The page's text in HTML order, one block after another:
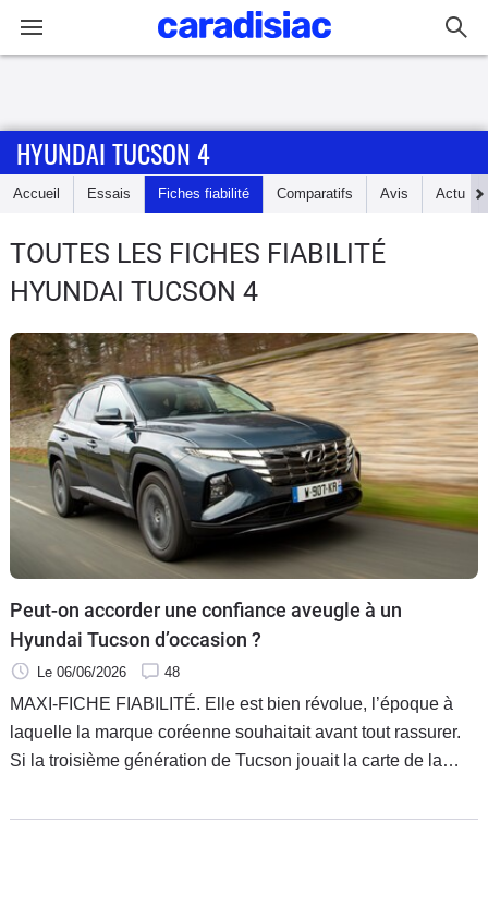
Accueil
Essais
d'achat
Electriques
Utilitaires
Flottes
Forum
Moto
Marques
HYUNDAI TUCSON 4
Accueil Essais Fiches fiabilité Comparatifs Avis Actu
TOUTES LES FICHES FIABILITÉ
HYUNDAI TUCSON 4
Peut-on accorder une confiance aveugle à un
Hyundai Tucson d’occasion ?
Le 06/06/2026 48
MAXI-FICHE FIABILITÉ. Elle est bien révolue, l’époque à
laquelle la marque coréenne souhaitait avant tout rassurer.
Si la troisième génération de Tucson jouait la carte de la
l’originalité.